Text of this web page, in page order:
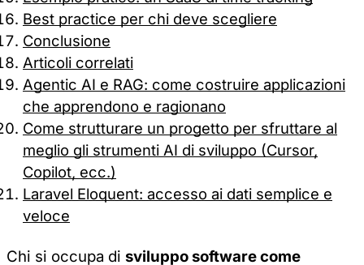
Best practice per chi deve scegliere
Conclusione
Articoli correlati
Agentic AI e RAG: come costruire applicazioni
che apprendono e ragionano
Come strutturare un progetto per sfruttare al
meglio gli strumenti AI di sviluppo (Cursor,
Copilot, ecc.)
Laravel Eloquent: accesso ai dati semplice e
veloce
Chi si occupa di sviluppo software come